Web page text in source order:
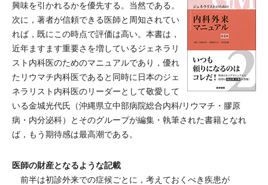
興味を引かれるかを優先する。当然である。
次に，著者が信頼できる医師と周知されてい
れば，既にこの時点で評価は高い。本書は，
近年ますます重要さを増しているジェネラリ
スト内科医のためのマニュアルであり，優れ
たリウマチ内科医であると同時に日本のジェ
ネラリスト内科医のリーダーとして敬愛して
いる金城光代氏（沖縄県立中部病院総合内科/リウマチ・膠原
病・内分泌科）とそのグループが編集・執筆された書籍となれ
ば，もう期待感は最高潮である。
医師の財産となるような記載
前半は初診外来での症候ごとに，考えておくべき疾患が